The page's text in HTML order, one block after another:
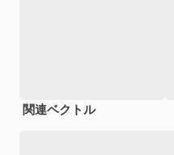
関連ベクトル